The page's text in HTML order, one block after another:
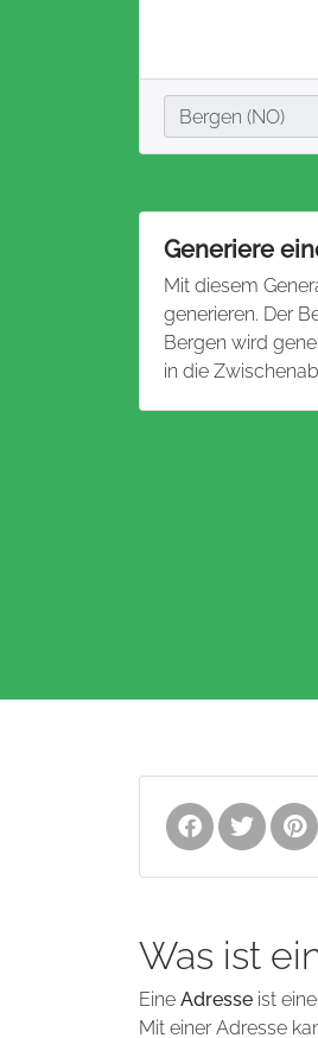
Stadt
Bergen (NO)
Generiere
Mit diesem
generieren. Der
Bergen wird
in die
Was ist
Eine Adresse ist
Mit einer Adresse